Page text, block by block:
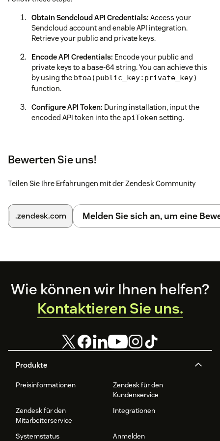
Obtain Sendcloud API Credentials: Access your
Sendcloud account and enable API integration.
Retrieve your public and private keys.
Encode API Credentials: Encode your public and
private keys to a base-64 string. You can achieve this
by using the btoa(public_key:private_key)
function.
Configure API Token: During installation, input the
encoded API token into the apiToken setting.
the field ID into thetrackingNumberField
Sendcloud Tracking App and streamline your parcel tracking
Bewerten Sie uns!
Teilen Sie Ihre Erfahrungen mit der Zendesk Community
.zendesk.com Melden Sie sich an, um eine
Footer
Produkte
Preisinformationen
Zendesk für den
Kundenservice
Zendesk für den
Mitarbeiterservice
Integrationen
Systemstatus
Anmelden
Wie können wir Ihnen helfen?
Kontaktieren Sie uns.